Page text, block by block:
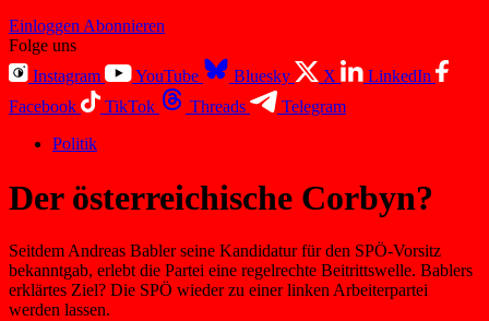
Einloggen Abonnieren
Folge uns
Instagram
YouTube Bluesky X
LinkedIn
Facebook
TikTok Threads
Telegram
Politik
Der österreichische Corbyn?
Seitdem Andreas Babler seine Kandidatur für den SPÖ-Vorsitz
bekanntgab, erlebt die Partei eine regelrechte Beitrittswelle. Bablers
erklärtes Ziel? Die SPÖ wieder zu einer linken Arbeiterpartei
werden lassen.